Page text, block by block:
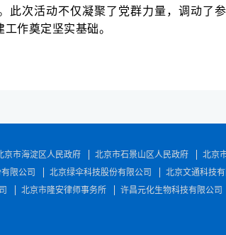
此次活动不仅凝聚了党群力量，调动了
作奠定坚实基础。
京市海淀区人民政府 北京市石景山区人民政府 北京
限公司 北京绿伞科技股份有限公司 北京文通科技有
北京市隆安律师事务所 许昌元化生物科技有限公司